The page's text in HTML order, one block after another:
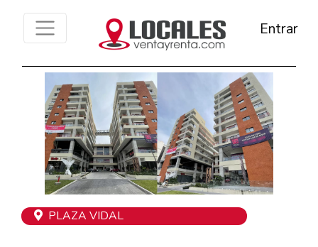
Entrar
Previous
PLAZA VIDAL